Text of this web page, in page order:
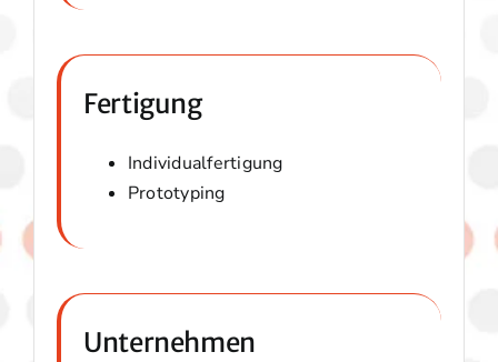
Fertigung
Individualfertigung
Prototyping
Unternehmen